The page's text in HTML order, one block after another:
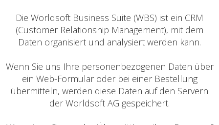
Die Worldsoft Business Suite (WBS) ist ein CRM
(Customer Relationship Management), mit dem
Daten organisiert und analysiert werden kann.
Wenn Sie uns Ihre personenbezogenen Daten über
ein Web-Formular oder bei einer Bestellung
übermitteln, werden diese Daten auf den Servern
der Worldsoft AG gespeichert.